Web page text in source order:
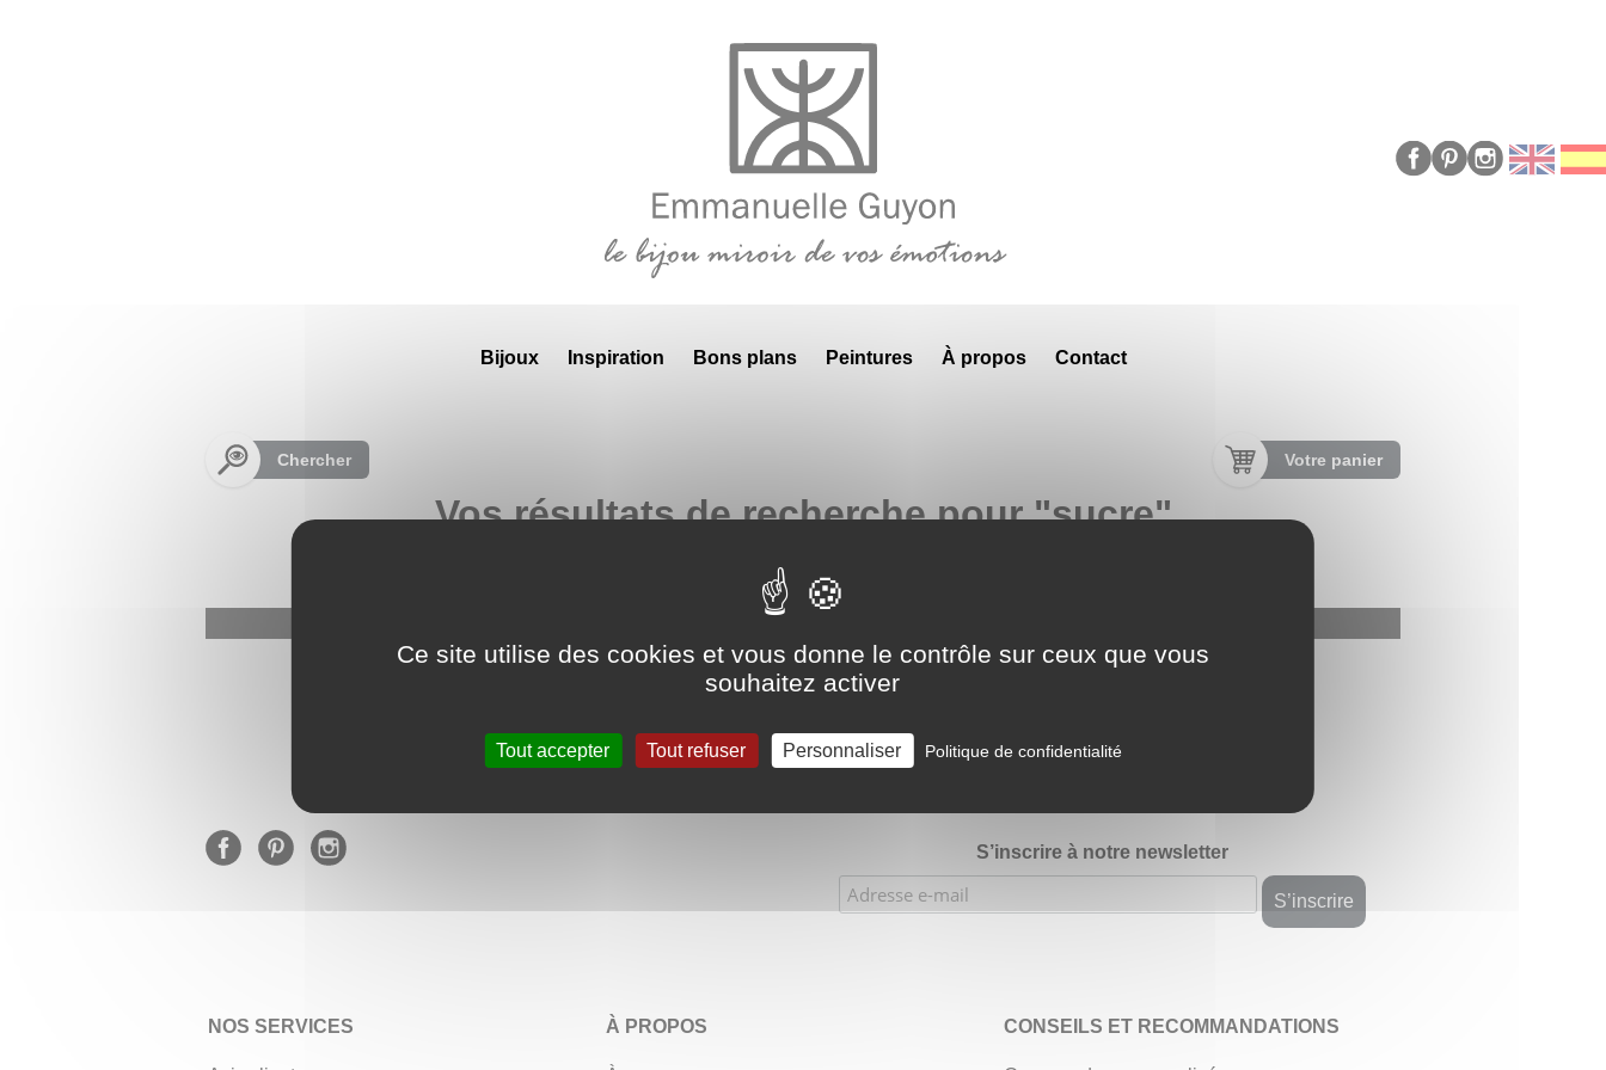
Bijoux Inspiration Bons plans Peintures À propos Contact
Chercher Votre panier
Vos résultats de recherche pour "sucre"
★★★★★ Évaluations de notre boutique Etsy : 900 ventes, 294 avis
S’inscrire à notre newsletter
NOS SERVICES À PROPOS CONSEILS ET RECOMMANDATIONS
Ce site utilise des cookies et vous donne le contrôle sur ceux que vous
souhaitez activer
Tout accepter Tout refuser Personnaliser Politique de confidentialité